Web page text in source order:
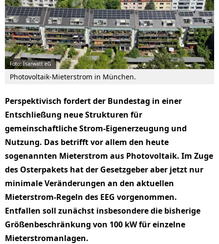
Foto: Isarwatt eG
Photovoltaik-Mieterstrom in München.
Perspektivisch fordert der Bundestag in einer
Entschließung neue Strukturen für
gemeinschaftliche Strom-Eigenerzeugung und
Nutzung. Das betrifft vor allem den heute
sogenannten Mieterstrom aus Photovoltaik. Im Zuge
des Osterpakets hat der Gesetzgeber aber jetzt nur
minimale Veränderungen an den aktuel­len
Mieterstrom-Regeln des EEG vorgenommen.
Entfallen soll zunächst insbesondere die bisherige
Größenbeschränkung von 100 kW für einzelne
Mieterstromanlagen.